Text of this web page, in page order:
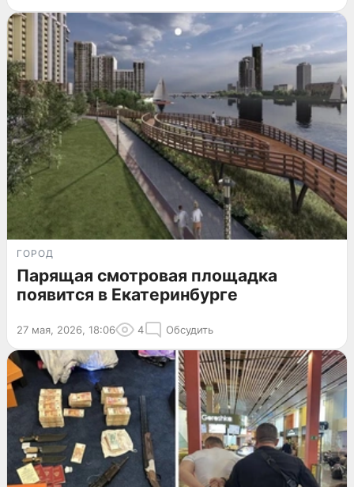
ГОРОД
Парящая смотровая площадка
появится в Екатеринбурге
27 мая, 2026, 18:06 4 Обсудить